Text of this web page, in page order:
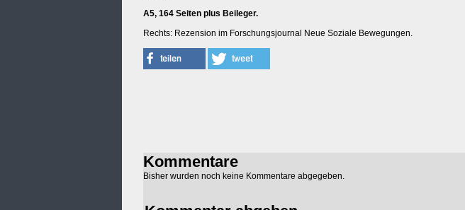
A5, 164 Seiten plus Beileger.
Rechts: Rezension im Forschungsjournal Neue Soziale Bewegungen.
Kommentare
Bisher wurden noch keine Kommentare abgegeben.